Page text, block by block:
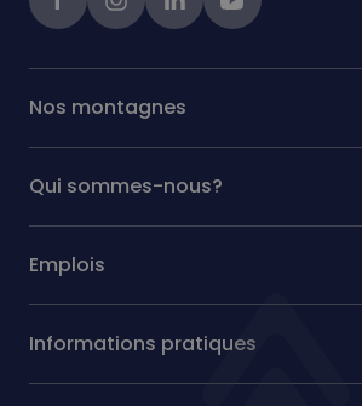
Nos montagnes
Qui sommes-nous?
Emplois
Informations pratiques